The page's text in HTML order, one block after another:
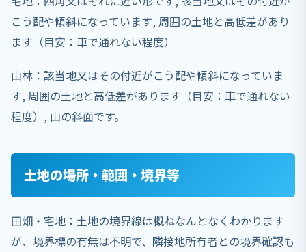
こう配や傾斜になっています, 周囲の土地と高低差があり
ます（目安：車で通れない程度）
山林：該当地又はその付近がこう配や傾斜になっていま
す, 周囲の土地と高低差があります（目安：車で通れない
程度）, 山の斜面です。
土地の場所・範囲・境界等
田畑・宅地：土地の境界線は概ねなんとなくわかります
が、境界標の有無は不明で、隣接地所有者との境界確認も